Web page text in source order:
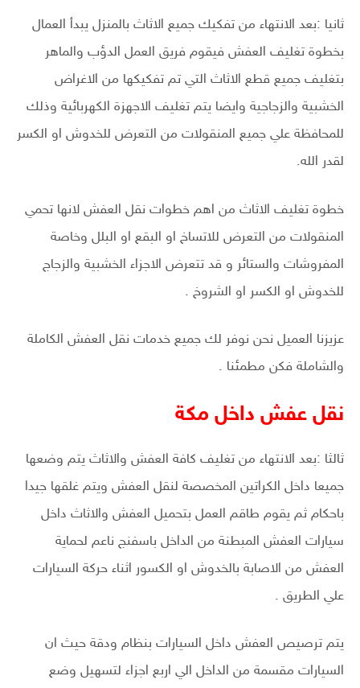
ثانيا :بعد الانتهاء من تفكيك جميع الاثاث بالمنزل يبدأ العمال
بخطوة تغليف العفش فيقوم فريق العمل الدؤب والماهر
بتغليف جميع قطع الاثاث التي تم تفكيكها من الاغراض
الخشبية والزجاجية وايضا يتم تغليف الاجهزة الكهربائية وذلك
للمحافظة علي جميع المنقولات من التعرض للخدوش او الكسر
لقدر الله.
خطوة تغليف الاثاث من اهم خطوات نقل العفش لانها تحمي
المنقولات من التعرض للاتساخ او البقع او البلل وخاصة
المفروشات والستائر و قد تتعرض الاجزاء الخشبية والزجاج
للخدوش او الكسر او الشروخ .
عزيزنا العميل نحن نوفر لك جميع خدمات نقل العفش الكاملة
والشاملة فكن مطمئنا .
نقل عفش داخل مكة
ثالثا :بعد الانتهاء من تغليف كافة العفش والاثاث يتم وضعها
جميعا داخل الكراتين المخصصة لنقل العفش ويتم غلقها جيدا
باحكام ثم يقوم طاقم العمل بتحميل العفش والاثاث داخل
سيارات العفش المبطنة من الداخل باسفنج ناعم لحماية
العفش من الاصابة بالخدوش او الكسور اثناء حركة السيارات
علي الطريق .
يتم ترصيص العفش داخل السيارات بنظام ودقة حيث ان
السيارات مقسمة من الداخل الي اربع اجزاء لتسهيل وضع